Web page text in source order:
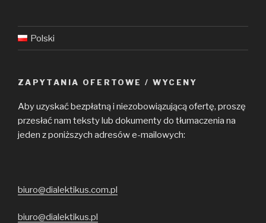
Polski
ZAPYTANIA OFERTOWE / WYCENY
Aby uzyskać bezpłatną i niezobowiązującą ofertę, proszę
przesłać nam teksty lub dokumenty do tłumaczenia na
jeden z poniższych adresów e-mailowych:
biuro@dialektikus.com.pl
biuro@dialektikus.pl